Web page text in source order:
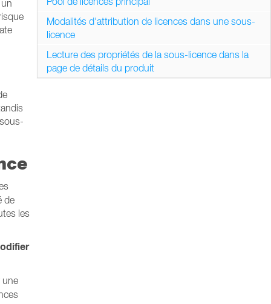
de
les
une
Modalités d'attribution de licences dans une sous-
licence
Lecture des propriétés de la sous-licence dans la
page de détails du produit